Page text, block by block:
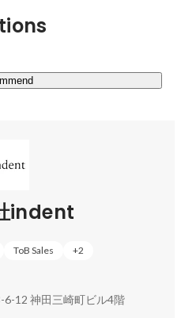
indent
ToB Sales +2
12 神田三崎町ビル4階